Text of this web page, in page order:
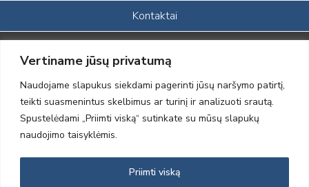
Vertiname jūsų privatumą
Naudojame slapukus siekdami pagerinti jūsų naršymo patirtį,
teikti suasmenintus skelbimus ar turinį ir analizuoti srautą.
Spustelėdami „Priimti viską“ sutinkate su mūsų slapukų
naudojimo taisyklėmis.
Priimti viską
Kontaktai
Portalas sukurtas įgyvendinant Lietuvos Respublikos, Europos
ekonominės erdvės ir Norvegijos finansinių mechanizmų iš dalies
finansuojamą paprojektį
„LOD visuomeninės /gamtosauginės veiklos sustiprinimas ir įvaizdžio
formavimas įtraukiant visuomenę į aplinkosauginių tyrimų veiklą“
(paprojekčio
įgyvendinimo sutarties numeris 2004-LT0008-NVO-1EEE/NOR-02-
2012 © Lietuvos Ornitologų Draugija © 2014, Visos teisės saugomos